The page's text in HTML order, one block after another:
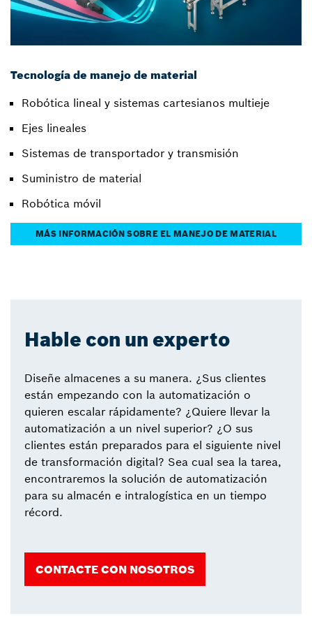
Tecnología de manejo de material
Robótica lineal y sistemas cartesianos multieje
Ejes lineales
Sistemas de transportador y transmisión
Suministro de material
Robótica móvil
MÁS INFORMACIÓN SOBRE EL MANEJO DE MATERIAL
Hable con un experto
Diseñe almacenes a su manera. ¿Sus clientes
están empezando con la automatización o
quieren escalar rápidamente? ¿Quiere llevar la
automatización a un nivel superior? ¿O sus
clientes están preparados para el siguiente nivel
de transformación digital? Sea cual sea la tarea,
encontraremos la solución de automatización
para su almacén e intralogística en un tiempo
récord.
CONTACTE CON NOSOTROS